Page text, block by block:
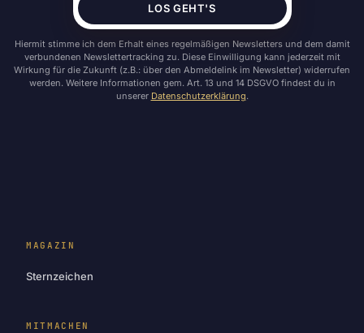
LOS GEHT'S
Hiermit stimme ich dem Erhalt eines regelmäßigen Newsletters und dem damit
verbundenen Newslettertracking zu. Diese Einwilligung kann jederzeit mit
Wirkung für die Zukunft (z.B.: über den Abmeldelink im Newsletter) widerrufen
werden. Weitere Informationen gem. Art. 13 und 14 DSGVO findest du in
unserer Datenschutzerklärung.
MAGAZIN
Sternzeichen
MITMACHEN